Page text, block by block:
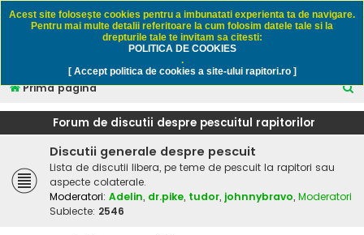
Rapitori.ro - Pescuit sportiv
Prima pagină
C
ă
Forum de discutii despre pescuitul rapitorilor
Discutii generale despre pescuit
Lista de discutii libera, pe teme de pescuit la rapitori sau
aspecte colaterale.
Moderatori: Adelin, dr.pike, tudor, johnnybravo, Moderatori
Subiecte: 2546
Acest site foloseşte cookies pentru a imbunatati experienta ta de navigare.
Pentru mai multe detalii referitoare la cum folosim datele tale si la
drepturile tale te invitam sa citesti:
POLITICA DE COOKIES
.
[ Accept politica de cookies a site-ului rapitori.ro ]